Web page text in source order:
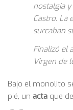
nostalgia
Castro. La
surcaban
Finalizó el
Virgen de
Bajo el monolito
pié, un acta que